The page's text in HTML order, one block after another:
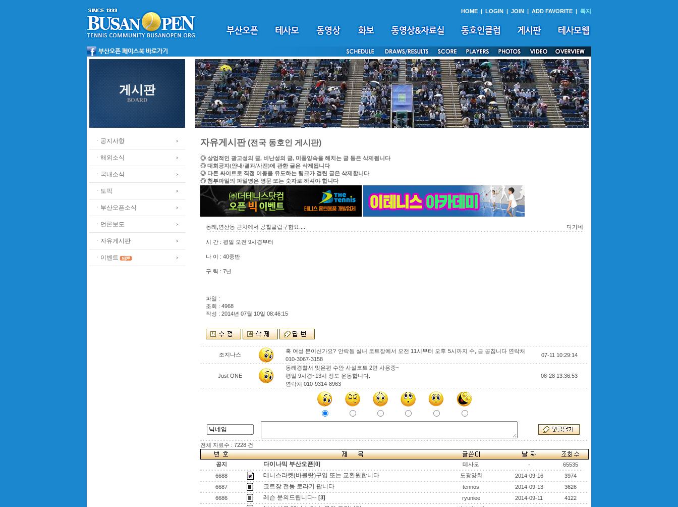
HOME | LOGIN | JOIN | ADD FAVORITE | 쪽지
게시판
BOARD
ㆍ공지사항
ㆍ해외소식
ㆍ국내소식
ㆍ토픽
ㆍ부산오픈소식
ㆍ언론보도
ㆍ자유게시판
ㆍ이벤트
자유게시판(전국 동호인 게시판)
◎ 상업적인 광고성의 글, 비난성의 글, 미풍양속을 해치는 글 등은 삭제됩니다
◎ 대회공지(안내/결과/사진)에 관한 글은 삭제됩니다
◎ 다른 싸이트로 직접 이동을 유도하는 링크가 걸린 글은 삭제합니다
◎ 첨부파일의 파일명은 영문 또는 숫자로 하셔야 합니다
동래,연산동 근처에서 공칠클럽구함요.... 다가네
시 간 : 평일 오전 9시경부터
나 이 : 40중반
구 력 : 7년
파일 :
조회 : 4968
작성 : 2014년 07월 10일 08:46:15
조지나스
혹 여성 분이신가요? 안락동 실내 코트장에서 오전 11시부터 오후 5시까지 수,,금 공칩니다 연락처
010-3067-3158
07-11 10:29:14
Just ONE
동래경찰서 맞은편 수안 사설코트 2면 사용중~
평일 9시경~13시 정도 운동합니다.
연락처 010-9314-8963
08-28 13:36:53
전체 자료수 : 7228 건
공지 다이나믹 부산오픈[0] 테사모 -
65535
6688
테니스라켓(바볼랏)구입 또는 교환원합니다 도광양회 2014-09-16
3974
6687
코트장 전동 로라기 팝니다 tennos 2014-09-13
3626
6686
레슨 문의드립니다~ [3] ryuniee 2014-09-11
4122